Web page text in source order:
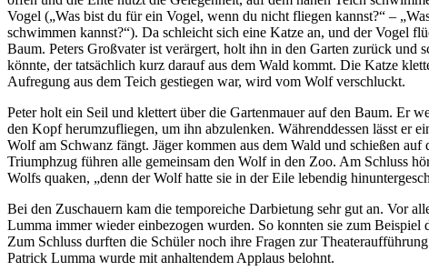
Vogel („Was bist du für ein Vogel, wenn du nicht fliegen kannst?“ –
schwimmen kannst?“). Da schleicht sich eine Katze an, und der Vogel
Baum. Peters Großvater ist verärgert, holt ihn in den Garten zurück und
könnte, der tatsächlich kurz darauf aus dem Wald kommt. Die Katze
Aufregung aus dem Teich gestiegen war, wird vom Wolf verschluckt.
Peter holt ein Seil und klettert über die Gartenmauer auf den Baum. Er
den Kopf herumzufliegen, um ihn abzulenken. Währenddessen lässt er
Wolf am Schwanz fängt. Jäger kommen aus dem Wald und schießen auf
Triumphzug führen alle gemeinsam den Wolf in den Zoo. Am Schluss
Wolfs quaken, „denn der Wolf hatte sie in der Eile lebendig
Bei den Zuschauern kam die temporeiche Darbietung sehr gut an. Vor
Lumma immer wieder einbezogen wurden. So konnten sie zum Beispiel
Zum Schluss durften die Schüler noch ihre Fragen zur
Patrick Lumma wurde mit anhaltendem Applaus belohnt.